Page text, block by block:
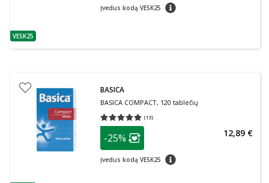
patarimas
VESK25
Įvedus kodą VESK25 patarimas
BASICA
BASICA COMPACT, 120 tablečių
(13)
Vidutinis įvertinimas 5.00
patarimas
Lojalumo klubo narių nuolaida
-25%
Įvedus kodą VESK25 patarimas
12,89 €